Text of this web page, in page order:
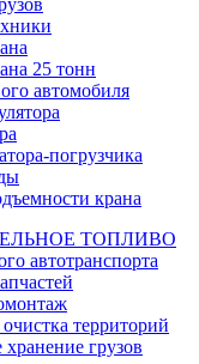
25 тонн
автомобиля
погрузчика
крана
ТОПЛИВО
автотранспорта
территорий
грузов